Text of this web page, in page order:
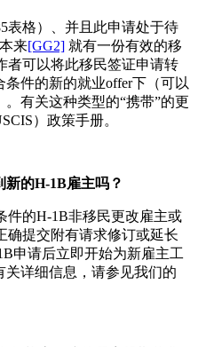
格）、并且此申请处于待
来[GG2] 就有一份有效的移
者可以将此移民签证申请转
件的新的就业offer下（可以
有关这种类型的“携带”的更
）政策手册。
新的H-1B雇主吗？
件的H-1B非移民更改雇主或
确提交附有请求修订或延长
申请后立即开始为新雇主工
详细信息，请参见我们的